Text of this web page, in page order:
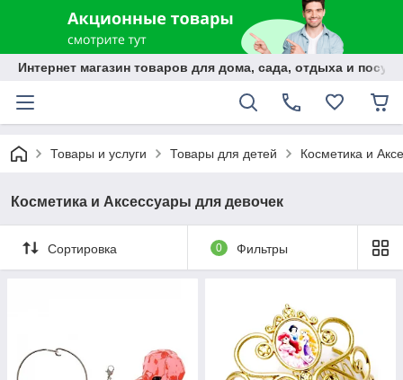
Интернет магазин товаров для дома, сада, отдыха и
Товары и услуги Товары для детей Косметика и
Косметика и Аксессуары для девочек
Сортировка 0 Фильтры